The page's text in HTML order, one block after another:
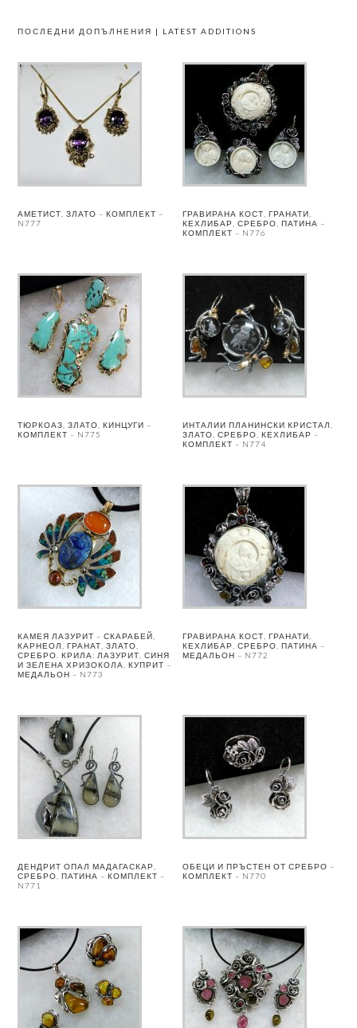
ПОСЛЕДНИ ДОПЪЛНЕНИЯ | LATEST ADDITIONS
АМЕТИСТ, ЗЛАТО – КОМПЛЕКТ –
N777
ГРАВИРАНА КОСТ, ГРАНАТИ,
КЕХЛИБАР, СРЕБРО, ПАТИНА –
КОМПЛЕКТ – N776
ТЮРКОАЗ, ЗЛАТО, КИНЦУГИ –
КОМПЛЕКТ – N775
ИНТАЛИИ ПЛАНИНСКИ КРИСТАЛ,
ЗЛАТО, СРЕБРО, КЕХЛИБАР –
КОМПЛЕКТ – N774
КАМЕЯ ЛАЗУРИТ – СКАРАБЕЙ,
КАРНЕОЛ, ГРАНАТ, ЗЛАТО,
СРЕБРО. КРИЛА: ЛАЗУРИТ, СИНЯ
И ЗЕЛЕНА ХРИЗОКОЛА, КУПРИТ –
МЕДАЛЬОН – N773
ГРАВИРАНА КОСТ, ГРАНАТИ,
КЕХЛИБАР, СРЕБРО, ПАТИНА –
МЕДАЛЬОН – N772
ДЕНДРИТ ОПАЛ МАДАГАСКАР,
СРЕБРО, ПАТИНА – КОМПЛЕКТ –
N771
ОБЕЦИ И ПРЪСТЕН ОТ СРЕБРО –
КОМПЛЕКТ – N770